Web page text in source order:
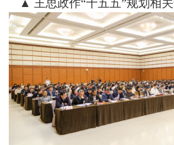
▲ 王思政作“十五五”规划相